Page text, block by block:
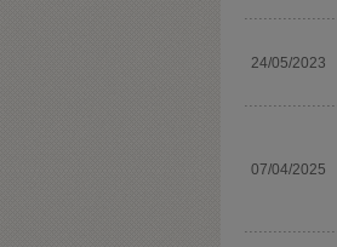
24/05/2023
07/04/2025